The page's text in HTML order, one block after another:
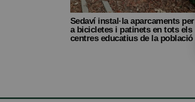
Sedaví instal·la aparcaments per
a bicicletes i patinets en tots els
centres educatius de la població